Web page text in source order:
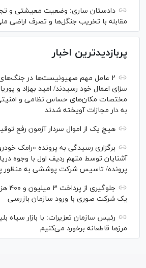
دادستان ساری: وضعیت معیشتی و
مقابله با تخریب جنگل‌ها و تصرف اراضی
پربازدیدترین اخبار
سزای اعمال خود رسیدند/ امید بهزاد و
مختصات مکان‌های حساس نظامی و امنیتی
به دار مجازات آویخته شدند
هیچ یک از اموال سردار آزمون رفع
برگزاری رسیدگی به پرونده «رامک
آشنایان توسط متهم ردیف اول با وجوه
پرونده/ تاسیس شرکت پوششی به منظور
یک شرکت صوری با ورود سازمان بازرسی
رئیس سازمان تعزیرات: با بازار سیاه
مرز‌ها قاطعانه برخورد می‌کنیم